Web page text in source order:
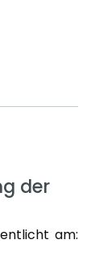
der
am: